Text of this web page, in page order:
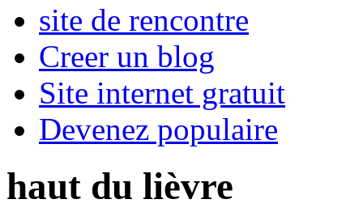
site de rencontre
Creer un blog
Site internet gratuit
Devenez populaire
haut du lièvre